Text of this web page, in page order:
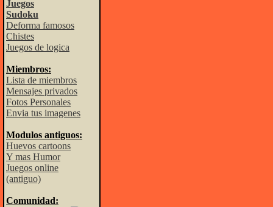
Juegos
Sudoku
Deforma famosos
Chistes
Juegos de logica
Miembros:
Lista de miembros
Mensajes privados
Fotos Personales
Envia tus imagenes
Modulos antiguos:
Huevos cartoons
Y mas Humor
Juegos online
(antiguo)
Comunidad: